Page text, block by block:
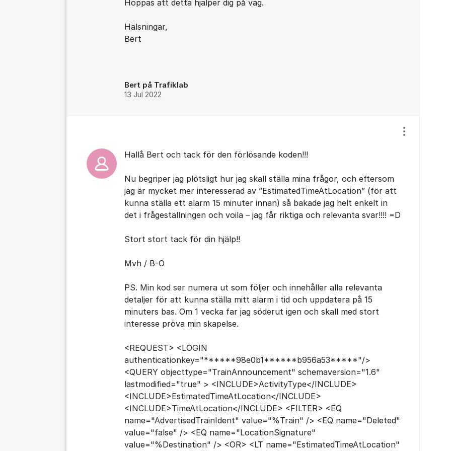
Hoppas att detta hjälper dig på väg.
Hälsningar,
Bert
Bert på Trafiklab
13 Jul 2022
Hallå Bert och tack för den förlösande koden!!!
Nu begriper jag plötsligt hur jag skall ställa mina frågor, och eftersom
jag är mycket mer interesserad av ”EstimatedTimeAtLocation” (för att
kunna ställa ett alarm 15 minuter innan) så bakade jag helt enkelt in
det i frågeställningen och voila – jag får riktiga och relevanta svar!!!! =D
Stort stort tack för din hjälp!!
Mvh / B-O
PS. Min kod ser numera ut som följer och innehåller alla relevanta
detaljer för att kunna ställa mitt alarm i tid och uppdatera på 15
minuters bas. Om 1 vecka far jag söderut igen och skall med stort
interesse pröva min skapelse.
<REQUEST> <LOGIN
authenticationkey="******98e0b1******b956a53*****"/>
<QUERY objecttype="TrainAnnouncement" schemaversion="1.6"
lastmodified="true" > <INCLUDE>ActivityType</INCLUDE>
<INCLUDE>EstimatedTimeAtLocation</INCLUDE>
<INCLUDE>TimeAtLocation</INCLUDE> <FILTER> <EQ
name="AdvertisedTrainIdent" value="%Train" /> <EQ name="Deleted"
value="false" /> <EQ name="LocationSignature"
value="%Destination" /> <OR> <LT name="EstimatedTimeAtLocation"
Visa/dölj